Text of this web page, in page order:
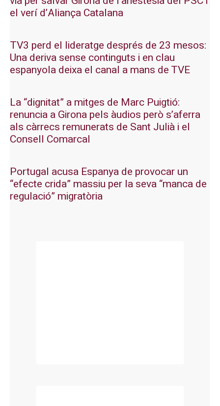
el verí d’Aliança Catalana
TV3 perd el lideratge després de 23 mesos:
Una deriva sense continguts i en clau
espanyola deixa el canal a mans de TVE
La “dignitat” a mitges de Marc Puigtió:
renuncia a Girona pels àudios però s’aferra
als càrrecs remunerats de Sant Julià i el
Consell Comarcal
Portugal acusa Espanya de provocar un
“efecte crida” massiu per la seva “manca de
regulació” migratòria